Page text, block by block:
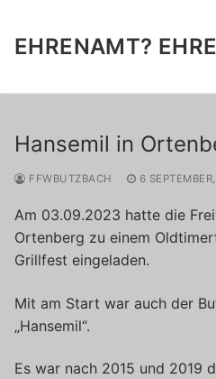
springen
EHRENAMT?
Hansemil in
FFWBUTZBACH 6
Am 03.09.2023 hatte die
Ortenberg zu einem
Grillfest eingeladen.
Mit am Start war auch der
„Hansemil“.
Es war nach 2015 und 2019